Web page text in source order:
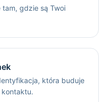
tam, gdzie są Twoi
która buduje